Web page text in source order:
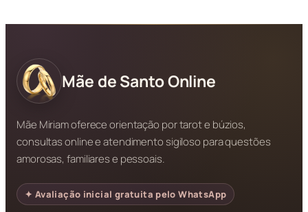
Mãe de Santo Online
Mãe Miriam oferece orientação por tarot e búzios,
consultas online e atendimento sigiloso para questões
amorosas, familiares e pessoais.
✦ Avaliação inicial gratuita pelo WhatsApp